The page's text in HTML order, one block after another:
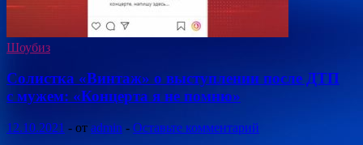
Шоубиз
Солистка «Винтаж» о выступлении после ДТП
с мужем: «Концерта я не помню»
12.10.2021 - от admin - Оставьте комментарий